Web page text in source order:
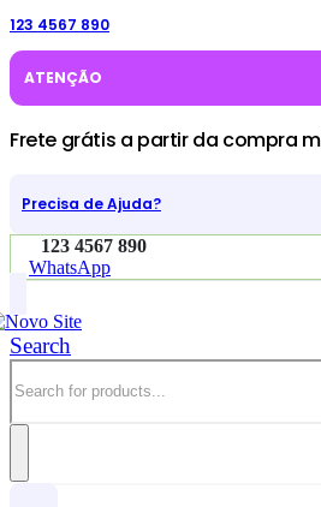
123 4567 890
ATENÇÃO
Frete grátis a partir da compra
Precisa de Ajuda?
123 4567 890
WhatsApp
Search